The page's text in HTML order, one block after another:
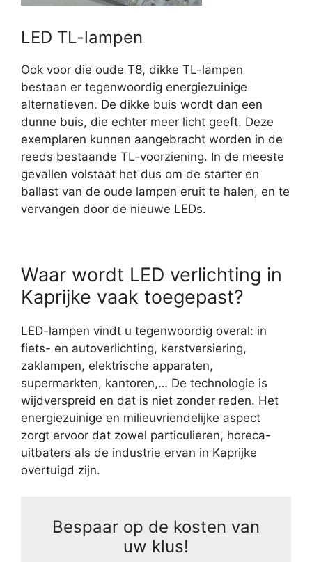
LED TL-lampen
Ook voor die oude T8, dikke TL-lampen
bestaan er tegenwoordig energiezuinige
alternatieven. De dikke buis wordt dan een
dunne buis, die echter meer licht geeft. Deze
exemplaren kunnen aangebracht worden in de
reeds bestaande TL-voorziening. In de meeste
gevallen volstaat het dus om de starter en
ballast van de oude lampen eruit te halen, en te
vervangen door de nieuwe LEDs.
Waar wordt LED verlichting in
Kaprijke vaak toegepast?
LED-lampen vindt u tegenwoordig overal: in
fiets- en autoverlichting, kerstversiering,
zaklampen, elektrische apparaten,
supermarkten, kantoren,… De technologie is
wijdverspreid en dat is niet zonder reden. Het
energiezuinige en milieuvriendelijke aspect
zorgt ervoor dat zowel particulieren, horeca-
uitbaters als de industrie ervan in Kaprijke
overtuigd zijn.
Bespaar op de kosten van
uw klus!